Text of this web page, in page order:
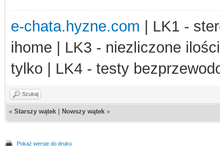
e-chata.hyzne.com | LK1 -
ihome | LK3 - niezliczone
tylko | LK4 - testy
Szukaj
« Starszy wątek Nowszy wątek »
Pokaż wersję do druku